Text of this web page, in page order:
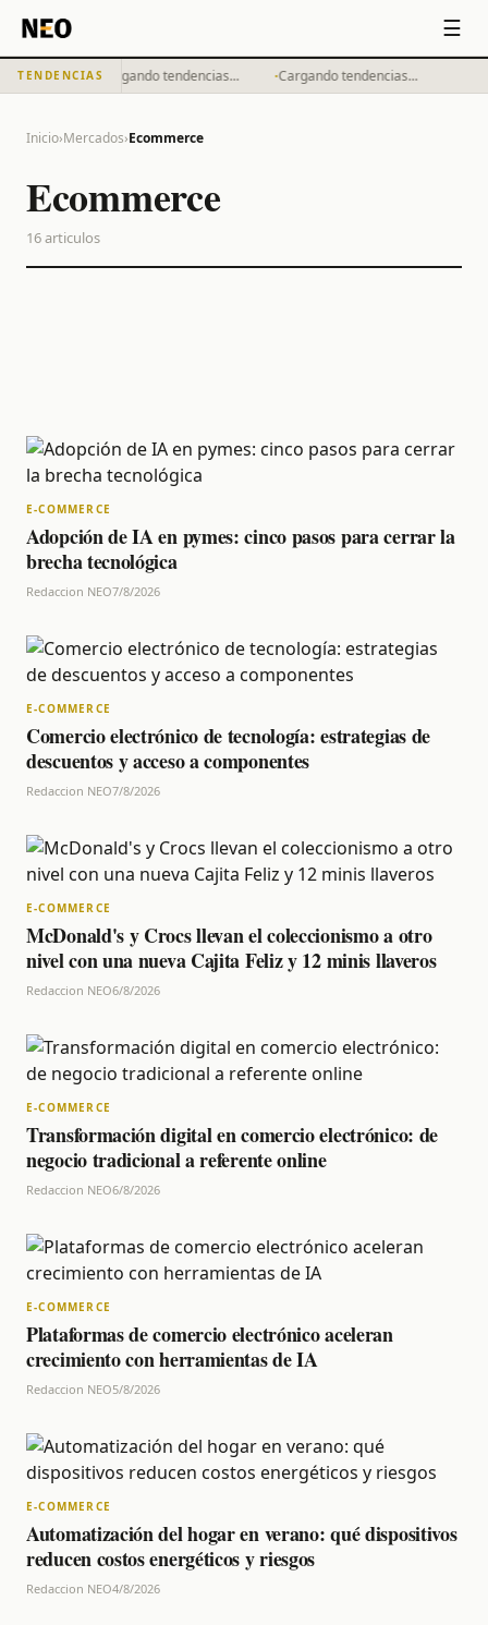
☰
TENDENCIAS
·Cargando tendencias... ·Cargando tendencias...
Inicio›Mercados›Ecommerce
Ecommerce
16articulos
E-COMMERCE
Adopción de IA en pymes: cinco pasos para cerrar la
brecha tecnológica
Redaccion NEO7/8/2026
E-COMMERCE
Comercio electrónico de tecnología: estrategias de
descuentos y acceso a componentes
Redaccion NEO7/8/2026
E-COMMERCE
McDonald's y Crocs llevan el coleccionismo a otro
nivel con una nueva Cajita Feliz y 12 minis llaveros
Redaccion NEO6/8/2026
E-COMMERCE
Transformación digital en comercio electrónico: de
negocio tradicional a referente online
Redaccion NEO6/8/2026
E-COMMERCE
Plataformas de comercio electrónico aceleran
crecimiento con herramientas de IA
Redaccion NEO5/8/2026
E-COMMERCE
Automatización del hogar en verano: qué dispositivos
reducen costos energéticos y riesgos
Redaccion NEO4/8/2026